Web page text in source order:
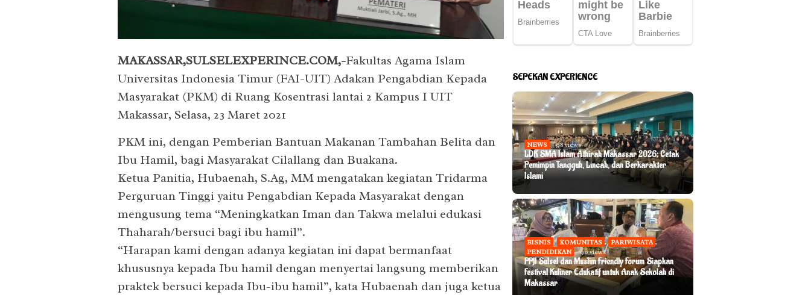
MAKASSAR,SULSELEXPERINCE.COM,-Fakultas Agama Islam
Universitas Indonesia Timur (FAI-UIT) Adakan Pengabdian Kepada
Masyarakat (PKM) di Ruang Kosentrasi lantai 2 Kampus I UIT
Makassar, Selasa, 23 Maret 2021
PKM ini, dengan Pemberian Bantuan Makanan Tambahan Belita dan
Ibu Hamil, bagi Masyarakat Cilallang dan Buakana.
Ketua Panitia, Hubaenah, S.Ag, MM mengatakan kegiatan Tridarma
Perguruan Tinggi yaitu Pengabdian Kepada Masyarakat dengan
mengusung tema “Meningkatkan Iman dan Takwa melalui edukasi
Thaharah/bersuci bagi ibu hamil”.
“Harapan kami dengan adanya kegiatan ini dapat bermanfaat
khususnya kepada Ibu hamil dengan menyertai langsung memberikan
praktek bersuci kepada Ibu-ibu hamil”, kata Hubaenah dan juga ketua
SEPEKAN EXPERIENCE
NEWS 98 views
LDK SMA Islam Athirah Makassar 2026: Cetak
Pemimpin Tangguh, Lincah, dan Berkarakter
Islami
BISNIS , KOMUNITAS , PARIWISATA ,
PENDIDIKAN
90 views
PPJI Sulsel dan Muslim Friendly Forum Siapkan
Festival Kuliner Edukatif untuk Anak Sekolah di
Makassar